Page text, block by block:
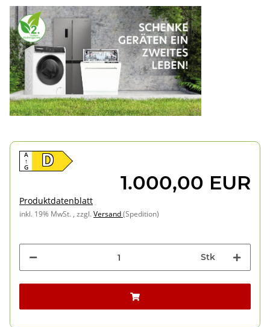
D
A
↑
G
1.000,00 EUR
Produktdatenblatt
inkl. 19% MwSt. , zzgl.Versand(Spedition)
Stk